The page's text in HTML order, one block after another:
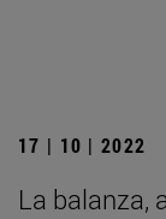
17 | 10 | 2022
La balanza,